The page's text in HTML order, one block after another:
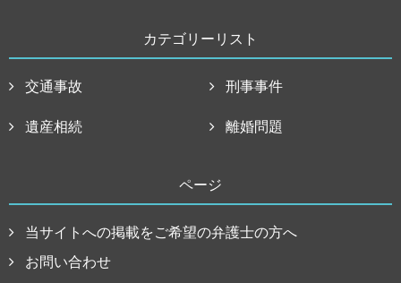
カテゴリーリスト
交通事故 刑事事件
遺産相続 離婚問題
ページ
当サイトへの掲載をご希望の弁護士の方へ
お問い合わせ